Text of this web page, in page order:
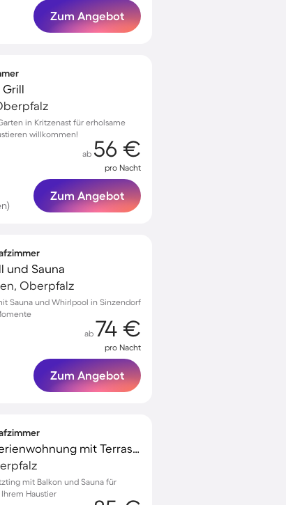
Zum Angebot
in Kritzenast für erholsame
willkommen!
ab 56 €
pro Nacht
Zum Angebot
und Sauna
Oberpfalz
Sauna und Whirlpool in Sinzendorf
ab 74 €
pro Nacht
Zum Angebot
Familienfreundliche tolle Ferienwohnung mit Terrasse und Sauna | Haustierfreundlich
mit Balkon und Sauna für
Haustier